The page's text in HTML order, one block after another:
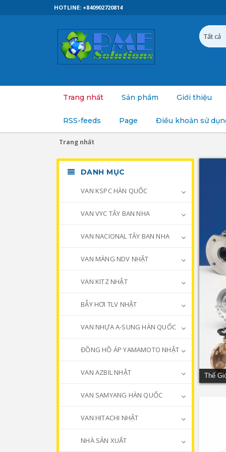
HOTLINE: +840902720814
Trang nhất Sản phẩm Giới thiệu
RSS-feeds Page Điều khoản sử
Trang nhất
Thế
DANH MỤC
VAN KSPC HÀN QUỐC
VAN VYC TÂY BAN NHA
VAN NACIONAL TÂY BAN NHA
VAN MÀNG NDV NHẬT
VAN KITZ NHẬT
BẪY HƠI TLV NHẬT
VAN NHỰA A-SUNG HÀN QUỐC
ĐỒNG HỒ ÁP YAMAMOTO NHẬT
VAN AZBIL NHẬT
VAN SAMYANG HÀN QUỐC
VAN HITACHI NHẬT
NHÀ SẢN XUẤT